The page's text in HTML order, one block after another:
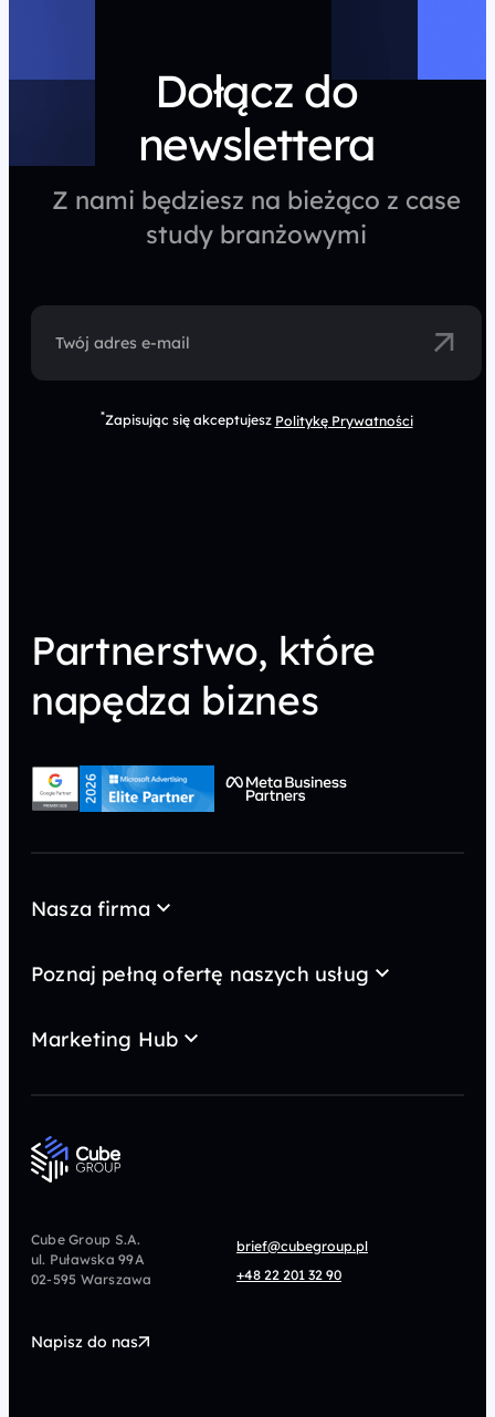
Dołącz do
newslettera
Z nami będziesz na bieżąco z case
study branżowymi
Twój adres e-mail
*Zapisując się akceptujesz Politykę Prywatności
Partnerstwo, które
napędza biznes
Nasza firma
Case Study
Poznaj pełną ofertę naszych usług
GEO
Direct Marketing
CRO
Programmatic
Marketing Automation
Design
Marketing Hub
Newsy
Podcast
Cube Group S.A.
ul. Puławska 99A
02-595 Warszawa
brief@cubegroup.pl
+48 22 201 32 90
Napisz do nas